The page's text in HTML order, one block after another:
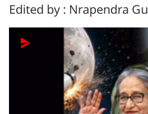
Edited by : Nrapendra